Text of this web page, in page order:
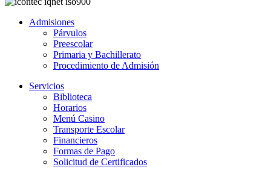
Admisiones
Párvulos
Preescolar
Primaria y Bachillerato
Procedimiento de Admisión
Servicios
Biblioteca
Horarios
Menú Casino
Transporte Escolar
Financieros
Formas de Pago
Solicitud de Certificados